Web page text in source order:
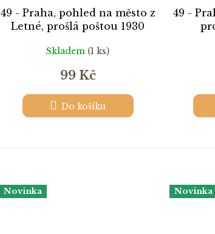
49 - Praha, pohled na město z
Letné, prošlá poštou 1930
Skladem (1 ks)
99 Kč
Do košíku
49 -
Novinka Novinka